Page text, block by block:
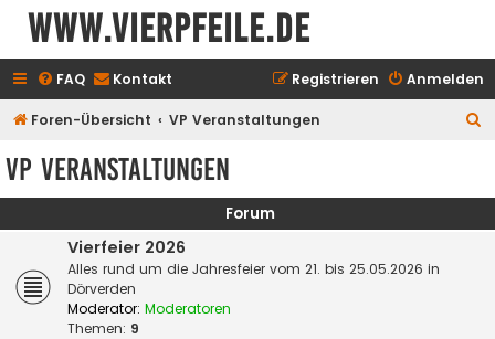
www.vierpfeile.de
FAQ Kontakt Anmelden
Registrieren
Foren-Übersicht VP Veranstaltungen
e
VP Veranstaltungen
Forum
Vierfeier 2026
Alles rund um die Jahresfeier vom 21. bis 25.05.2026 in
Dörverden
Moderator: Moderatoren
Themen: 9